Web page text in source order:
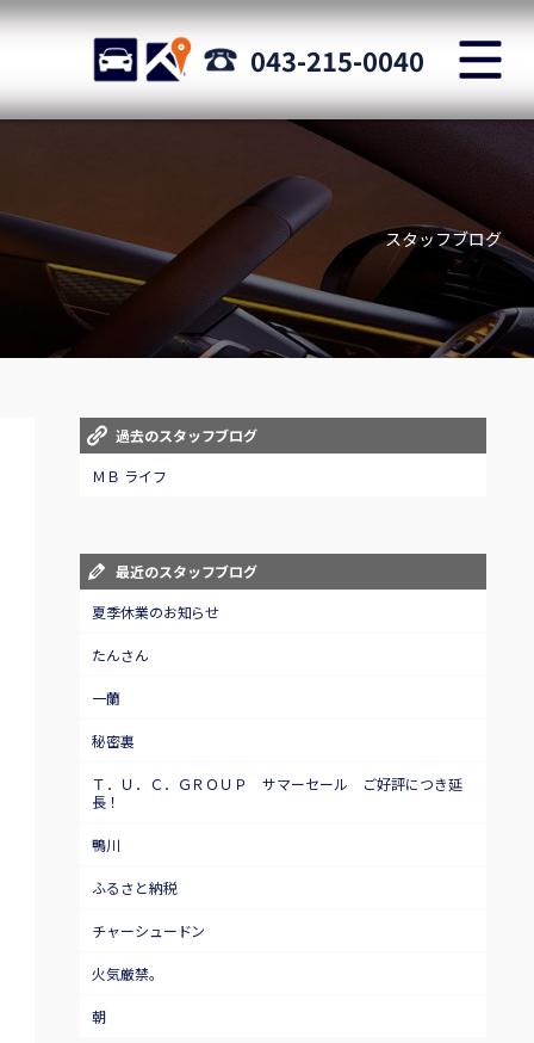
STOCK ACCESS 043-215-0040
お問い合わせ
自動車保険
Car insurance
スタッフblog
Staff blog
スタッフブログ
過去のスタッフブログ
ＭＢ ライフ
最近のスタッフブログ
夏季休業のお知らせ
たんさん
一蘭
秘密裏
Ｔ．Ｕ．Ｃ．ＧＲＯＵＰ サマーセール ご好評につき延
長！
鴨川
ふるさと納税
チャーシュードン
火気厳禁。
朝